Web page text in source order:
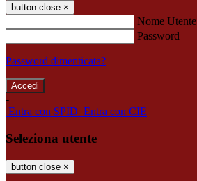
button close ×
Nome Utente
Password
Password dimenticata?
-
Entra con SPID Entra con CIE
Seleziona utente
button close ×